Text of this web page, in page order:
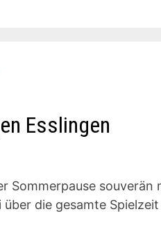
Esslingen
Sommerpause souverän
die gesamte